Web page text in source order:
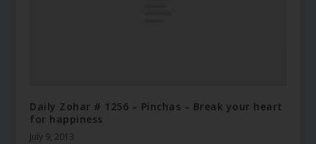
Daily Zohar # 1256 – Pinchas – Break your heart
for happiness
July 9, 2013